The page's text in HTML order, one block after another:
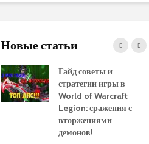
Новые статьи
Гайд советы и
стратегии игры в
World of Warcraft
Legion: сражения с
вторжениями
демонов!